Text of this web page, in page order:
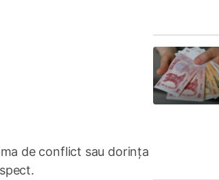
de conflict sau dorința